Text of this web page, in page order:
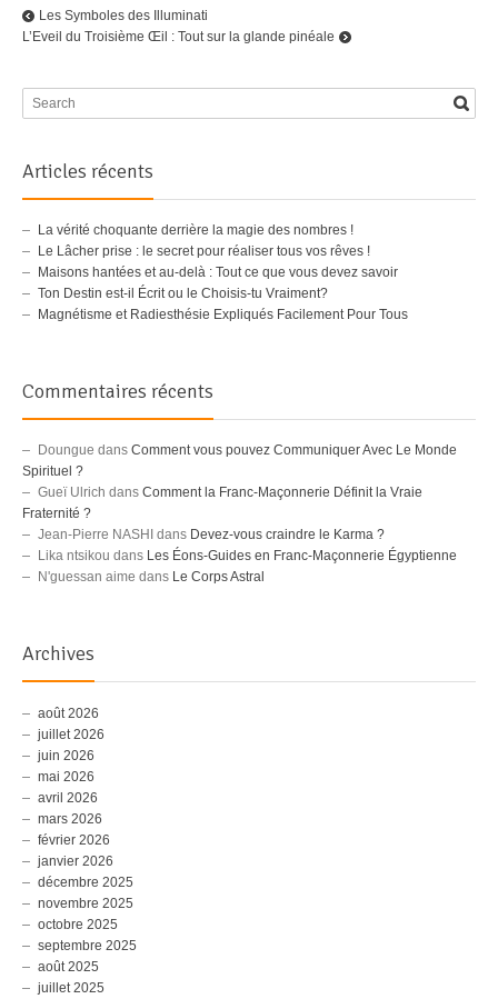
Les Symboles des Illuminati
L’Eveil du Troisième Œil : Tout sur la glande pinéale
Articles récents
La vérité choquante derrière la magie des nombres !
Le Lâcher prise : le secret pour réaliser tous vos rêves !
Maisons hantées et au-delà : Tout ce que vous devez savoir
Ton Destin est-il Écrit ou le Choisis-tu Vraiment?
Magnétisme et Radiesthésie Expliqués Facilement Pour Tous
Commentaires récents
Doungue dans Comment vous pouvez Communiquer Avec Le Monde
Spirituel ?
Gueï Ulrich dans Comment la Franc-Maçonnerie Définit la Vraie
Fraternité ?
Jean-Pierre NASHI dans Devez-vous craindre le Karma ?
Lika ntsikou dans Les Éons-Guides en Franc-Maçonnerie Égyptienne
N'guessan aime dans Le Corps Astral
Archives
août 2026
juillet 2026
juin 2026
mai 2026
avril 2026
mars 2026
février 2026
janvier 2026
décembre 2025
novembre 2025
octobre 2025
septembre 2025
août 2025
juillet 2025